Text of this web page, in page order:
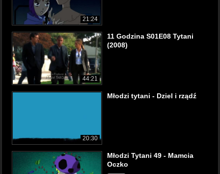
21:24
44:21
11 Godzina S01E08 Tytani
(2008)
20:30
Młodzi tytani - Dziel i rządź
Młodzi Tytani 49 - Mamcia
Oczko